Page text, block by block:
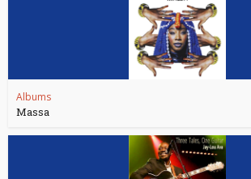
Albums
Massa